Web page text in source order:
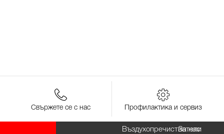
Свържете се с нас Профилактика и сервиз
Въздухопречистватели
За нас